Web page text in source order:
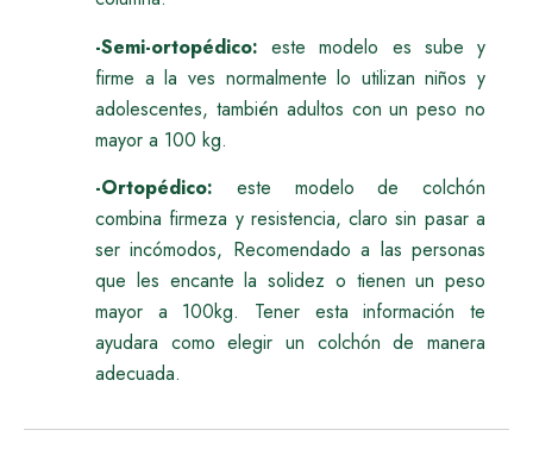
-Semi-ortopédico: este modelo es sube y
firme a la ves normalmente lo utilizan niños y
adolescentes, también adultos con un peso no
mayor a 100 kg.
-Ortopédico: este modelo de colchón
combina firmeza y resistencia, claro sin pasar a
ser incómodos, Recomendado a las personas
que les encante la solidez o tienen un peso
mayor a 100kg. Tener esta información te
ayudara como elegir un colchón de manera
adecuada.